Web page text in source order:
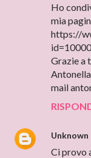
Ho
mia
https://
Grazie a
Antonella
mail
Unknown
Ci provo